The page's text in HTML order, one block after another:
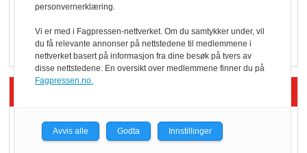
Vokser med ferdigmat
i dagligvare
Siste artikler - Butikk i praksis
Rema-flaggskip
dundrer videre
personvernerklæring.
Vi er med i Fagpressen-nettverket. Om du samtykker under, vil
du få relevante annonser på nettstedene til medlemmene i
nettverket basert på informasjon fra dine besøk på tvers av
disse nettstedene. En oversikt over medlemmene finner du på
Fagpressen.no.
Avvis alle Godta Innstillinger